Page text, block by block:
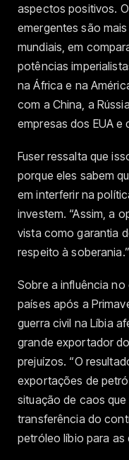
aspectos positivos.
emergentes são
mundiais, em
potências
na África e na
com a China, a
empresas dos EUA e
Fuser ressalta que
porque eles sabem
em interferir na
investem. “Assim, a
vista como garantia
respeito à soberania.”
Sobre a influência
países após a
guerra civil na Líbia
grande exportador
prejuízos. “O
exportações de
situação de caos
transferência do
petróleo líbio para